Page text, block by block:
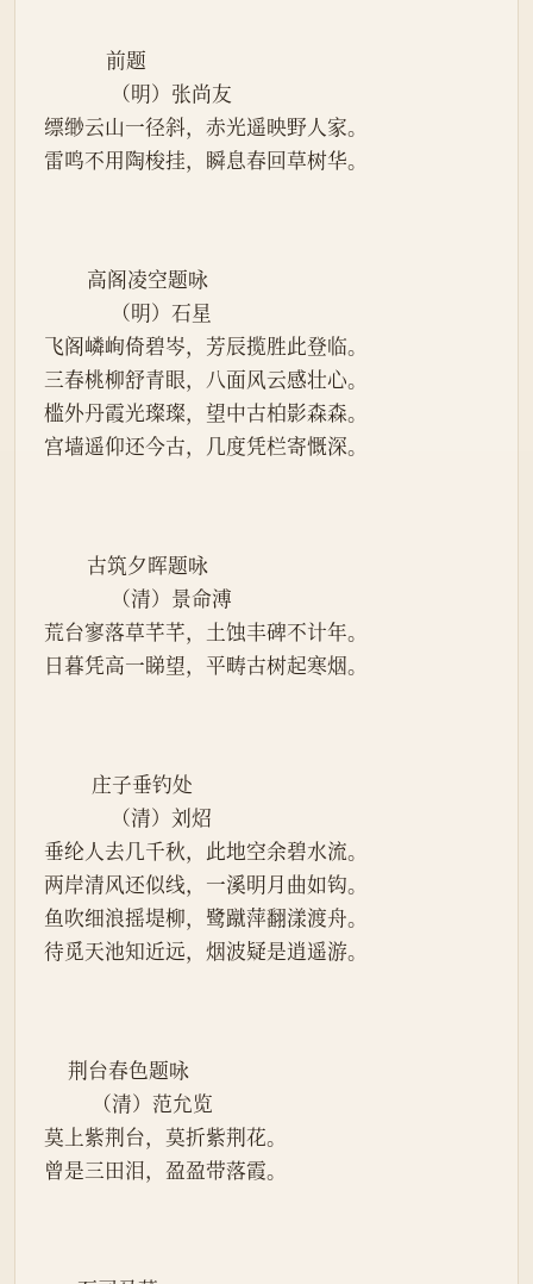
             前题
              （明）张尚友
缥缈云山一径斜，赤光遥映野人家。
雷鸣不用陶梭挂，瞬息春回草树华。
         高阁凌空题咏
              （明）石星
飞阁嶙峋倚碧岑，芳辰揽胜此登临。
三春桃柳舒青眼，八面风云感壮心。
槛外丹霞光璨璨，望中古柏影森森。
宫墙遥仰还今古，几度凭栏寄慨深。
         古筑夕晖题咏
              （清）景命溥
荒台寥落草芊芊，土蚀丰碑不计年。
日暮凭高一睇望，平畴古树起寒烟。
          庄子垂钓处
              （清）刘炤
垂纶人去几千秋，此地空余碧水流。
两岸清风还似线，一溪明月曲如钩。
鱼吹细浪摇堤柳，鹭蹴萍翻漾渡舟。
待觅天池知近远，烟波疑是逍遥游。
     荆台春色题咏
          （清）范允览
莫上紫荆台，莫折紫荆花。
曾是三田泪，盈盈带落霞。